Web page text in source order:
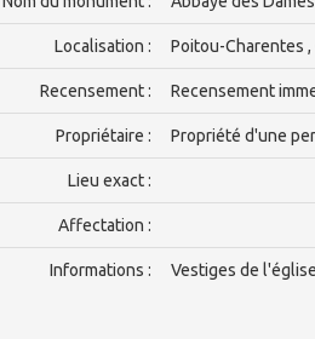
Localisation : Poitou-Charentes
Recensement : Recensement
Propriétaire : Propriété d'une
Lieu exact :
Affectation :
Informations : Vestiges de